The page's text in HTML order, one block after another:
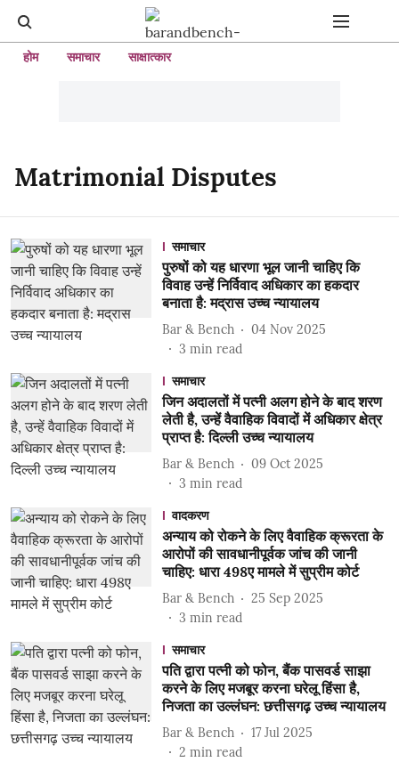
होम समाचार साक्षात्कार
Matrimonial Disputes
समाचार
पुरुषों को यह धारणा भूल जानी चाहिए कि
विवाह उन्हें निर्विवाद अधिकार का हकदार
बनाता है: मद्रास उच्च न्यायालय
Bar & Bench
04 Nov 2025
3 min read
समाचार
जिन अदालतों में पत्नी अलग होने के बाद शरण
लेती है, उन्हें वैवाहिक विवादों में अधिकार क्षेत्र
प्राप्त है: दिल्ली उच्च न्यायालय
Bar & Bench
09 Oct 2025
3 min read
वादकरण
अन्याय को रोकने के लिए वैवाहिक क्रूरता के
आरोपों की सावधानीपूर्वक जांच की जानी
चाहिए: धारा 498ए मामले में सुप्रीम कोर्ट
Bar & Bench
25 Sep 2025
3 min read
समाचार
पति द्वारा पत्नी को फोन, बैंक पासवर्ड साझा
करने के लिए मजबूर करना घरेलू हिंसा है,
निजता का उल्लंघन: छत्तीसगढ़ उच्च न्यायालय
Bar & Bench
17 Jul 2025
2 min read